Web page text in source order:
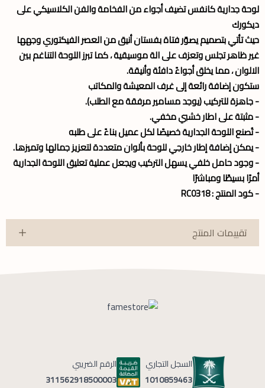
لوحة جدارية كانفس تضيف أجواء من الفخامة والفن الكلاسيكي على
ديكورك
حيث تأتي بتصميم يصوّر فتاة بفستان أنيق من العصر الفيكتوري وجهها
غير ظاهر تجلس وتعزف على الة موسيقية ، كما تبرز اللوحة التناغم بين
الالوان ، مما يخلق أجواءً دافئة وأنيقة.
ستكون إضافة رائعة إلى غرف المعيشة والمكاتب
- جاهزة للتركيب (يوجد مسامير مرفقة مع الطلب).
- مثبتة على اطار خشبي مخفي.
- تُصنع اللوحة الجدارية خصيصًا لكل عميل بناءً على طلبه
- يمكن إضافة إطار خارجي للوحة بألوان متعددة لتعزيز جمالها وتميزها.
- وجود حامل خلفي يسهل التركيب ويجعل عملية تعليق اللوحة الجدارية
أمرًا بسيطًا ومباشرًا
- كود المنتج : RC0318
تقييمات المنتج
السجل التجاري
1010859463
الرقم الضريبي
311562918500003